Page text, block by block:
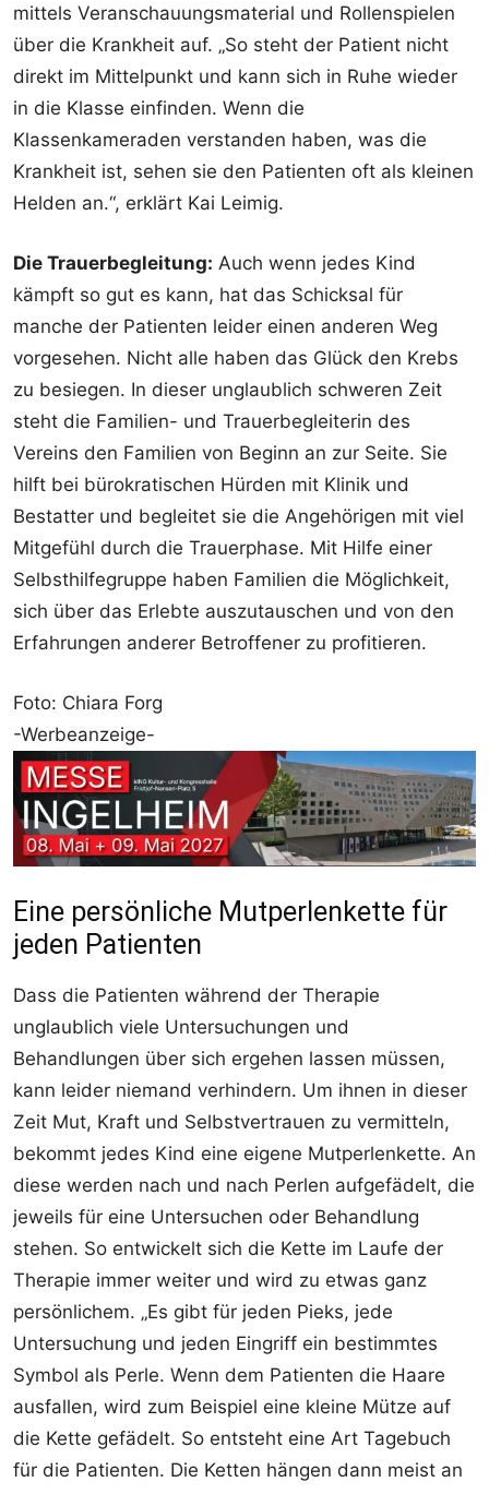
mittels Veranschauungsmaterial und Rollenspielen
über die Krankheit auf. „So steht der Patient nicht
direkt im Mittelpunkt und kann sich in Ruhe wieder
in die Klasse einfinden. Wenn die
Klassenkameraden verstanden haben, was die
Krankheit ist, sehen sie den Patienten oft als kleinen
Helden an.“, erklärt Kai Leimig.
Die Trauerbegleitung: Auch wenn jedes Kind
kämpft so gut es kann, hat das Schicksal für
manche der Patienten leider einen anderen Weg
vorgesehen. Nicht alle haben das Glück den Krebs
zu besiegen. In dieser unglaublich schweren Zeit
steht die Familien- und Trauerbegleiterin des
Vereins den Familien von Beginn an zur Seite. Sie
hilft bei bürokratischen Hürden mit Klinik und
Bestatter und begleitet sie die Angehörigen mit viel
Mitgefühl durch die Trauerphase. Mit Hilfe einer
Selbsthilfegruppe haben Familien die Möglichkeit,
sich über das Erlebte auszutauschen und von den
Erfahrungen anderer Betroffener zu profitieren.
Foto: Chiara Forg
-Werbeanzeige-
Eine persönliche Mutperlenkette für
jeden Patienten
Dass die Patienten während der Therapie
unglaublich viele Untersuchungen und
Behandlungen über sich ergehen lassen müssen,
kann leider niemand verhindern. Um ihnen in dieser
Zeit Mut, Kraft und Selbstvertrauen zu vermitteln,
bekommt jedes Kind eine eigene Mutperlenkette. An
diese werden nach und nach Perlen aufgefädelt, die
jeweils für eine Untersuchen oder Behandlung
stehen. So entwickelt sich die Kette im Laufe der
Therapie immer weiter und wird zu etwas ganz
persönlichem. „Es gibt für jeden Pieks, jede
Untersuchung und jeden Eingriff ein bestimmtes
Symbol als Perle. Wenn dem Patienten die Haare
ausfallen, wird zum Beispiel eine kleine Mütze auf
die Kette gefädelt. So entsteht eine Art Tagebuch
für die Patienten. Die Ketten hängen dann meist an